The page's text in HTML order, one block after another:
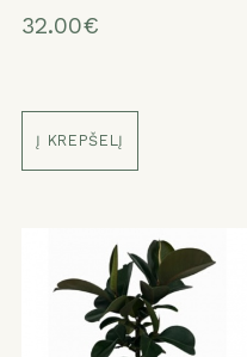
32.00€
Į KREPŠELĮ